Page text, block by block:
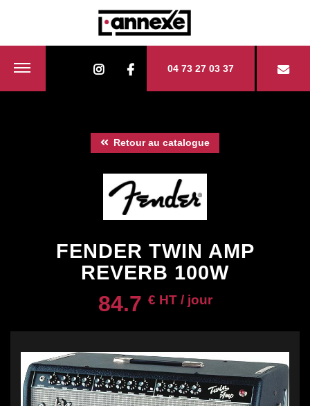
04 73 27 03 37
Retour au catalogue
FENDER TWIN AMP
REVERB 100W
84.7 € HT / jour